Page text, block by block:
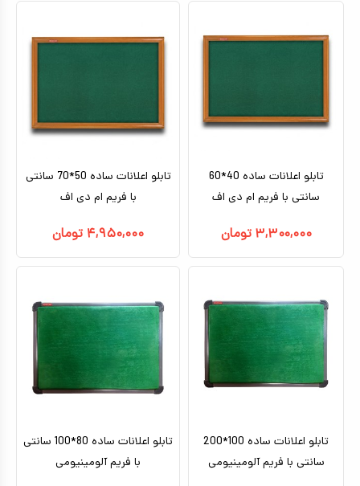
تابلو اعلانات ساده 40*60
سانتی با فریم ام دی اف
۳,۳۰۰,۰۰۰ تومان
تابلو اعلانات ساده 50*70 سانتی
با فریم ام دی اف
۴,۹۵۰,۰۰۰ تومان
تابلو اعلانات ساده 100*200
سانتی با فریم آلومینیومی
تابلو اعلانات ساده 80*100 سانتی
با فریم آلومینیومی